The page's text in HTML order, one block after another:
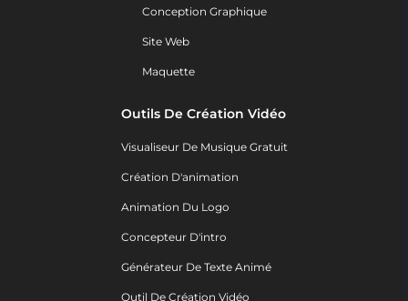
Conception Graphique
Site Web
Maquette
Outils De Création Vidéo
Visualiseur De Musique Gratuit
Création D'animation
Animation Du Logo
Concepteur D'intro
Générateur De Texte Animé
Outil De Création Vidéo